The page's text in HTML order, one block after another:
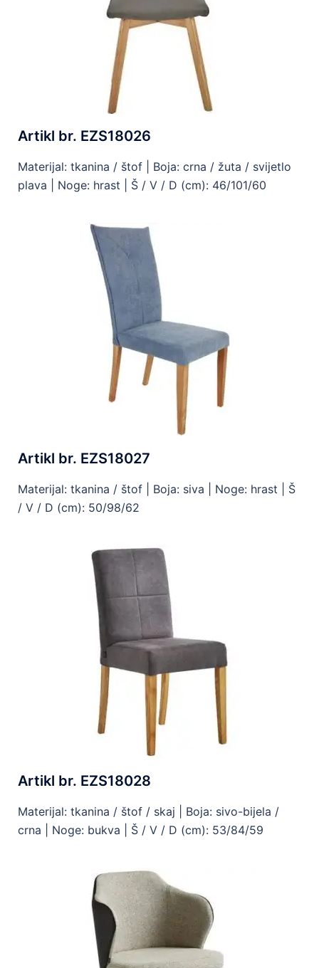
Artikl br. EZS18026
Materijal: tkanina / štof | Boja: crna / žuta / svijetlo
plava | Noge: hrast | Š / V / D (cm): 46/101/60
Artikl br. EZS18027
Materijal: tkanina / štof | Boja: siva | Noge: hrast | Š
/ V / D (cm): 50/98/62
Artikl br. EZS18028
Materijal: tkanina / štof / skaj | Boja: sivo-bijela /
crna | Noge: bukva | Š / V / D (cm): 53/84/59